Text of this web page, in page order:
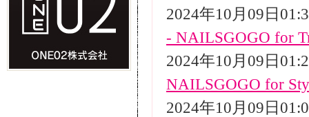
2024年10月09日
- NAILSGOGO for
2024年10月09日
NAILSGOGO for
2024年10月09日